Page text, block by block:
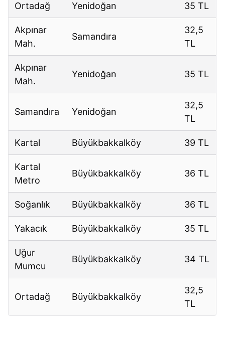
Ortadağ Yenidoğan 35 TL
Akpınar
Mah.
Samandıra
32,5
TL
Akpınar
Mah.
Yenidoğan 35 TL
Samandıra Yenidoğan
32,5
TL
Kartal Büyükbakkalköy 39 TL
Kartal
Metro
Büyükbakkalköy 36 TL
Soğanlık Büyükbakkalköy 36 TL
Yakacık Büyükbakkalköy 35 TL
Uğur
Mumcu
Büyükbakkalköy 34 TL
Ortadağ Büyükbakkalköy
32,5
TL